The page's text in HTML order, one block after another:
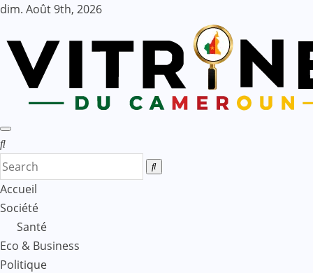
Skip
content
dim. Août 9th, 2026
Accueil
Société
Santé
Eco & Business
Politique